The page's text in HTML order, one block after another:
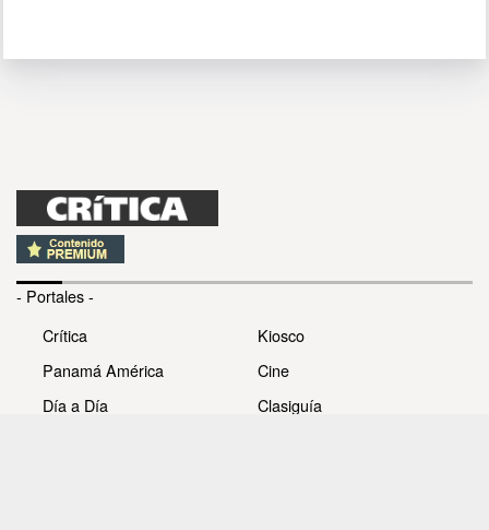
- Portales -
Crítica
Panamá América
Día a Día
Kiosco
Cine
Clasiguía